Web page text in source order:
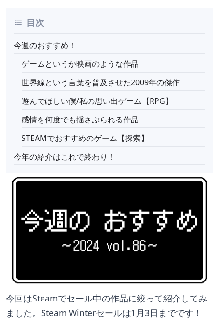
目次
今週のおすすめ！
ゲームというか映画のような作品
世界線という言葉を普及させた2009年の傑作
遊んでほしい僕/私の思い出ゲーム【RPG】
感情を何度でも揺さぶられる作品
STEAMでおすすめのゲーム【探索】
今年の紹介はこれで終わり！
今回はSteamでセール中の作品に絞って紹介してみ
ました。Steam Winterセールは1月3日までです！